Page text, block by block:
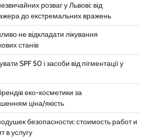
розваг у Львові: від
до екстремальних вражень
не відкладати лікування
станів
SPF 50 і засоби від пігментації у
еко-косметики за
ціна/якість
безопасности: стоимость работ и
в услугу